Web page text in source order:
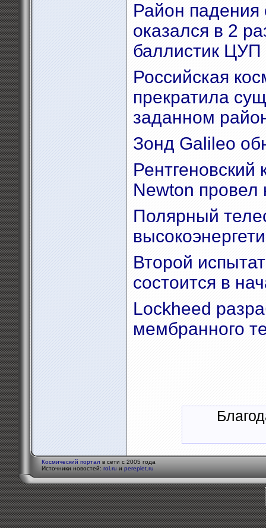
Район
оказался в 2
баллистик ЦУП
Российская
прекратила
заданном
Зонд Galileo
Рентгеновский
Newton
Полярный
Второй
состоится в
Lockheed
мембранного
Космический портал в сети с 2005 года
Источники новостей: rol.ru и pereplet.ru